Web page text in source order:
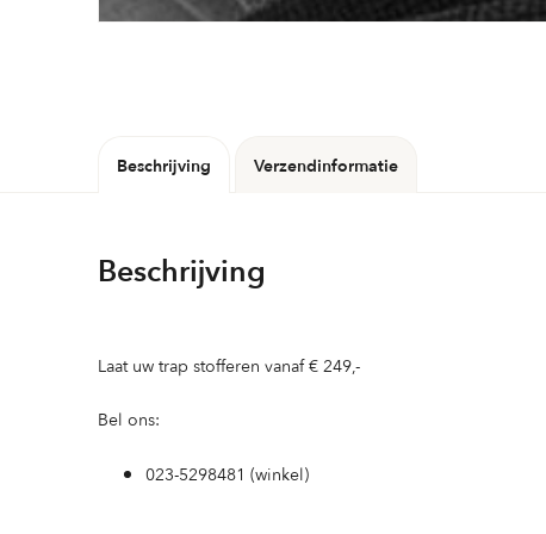
Beschrijving Verzendinformatie
Beschrijving
Laat uw trap stofferen vanaf € 249,-
Bel ons:
023-5298481 (winkel)